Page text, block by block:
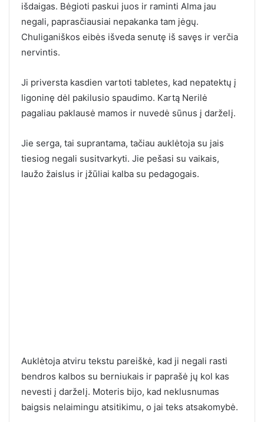
išdaigas. Bėgioti paskui juos ir raminti Alma jau
negali, paprasčiausiai nepakanka tam jėgų.
Chuliganiškos eibės išveda senutę iš savęs ir verčia
nervintis.
Ji priversta kasdien vartoti tabletes, kad nepatektų į
ligoninę dėl pakilusio spaudimo. Kartą Nerilė
pagaliau paklausė mamos ir nuvedė sūnus į darželį.
Jie serga, tai suprantama, tačiau auklėtoja su jais
tiesiog negali susitvarkyti. Jie pešasi su vaikais,
laužo žaislus ir įžūliai kalba su pedagogais.
Auklėtoja atviru tekstu pareiškė, kad ji negali rasti
bendros kalbos su berniukais ir paprašė jų kol kas
nevesti į darželį. Moteris bijo, kad neklusnumas
baigsis nelaimingu atsitikimu, o jai teks atsakomybė.